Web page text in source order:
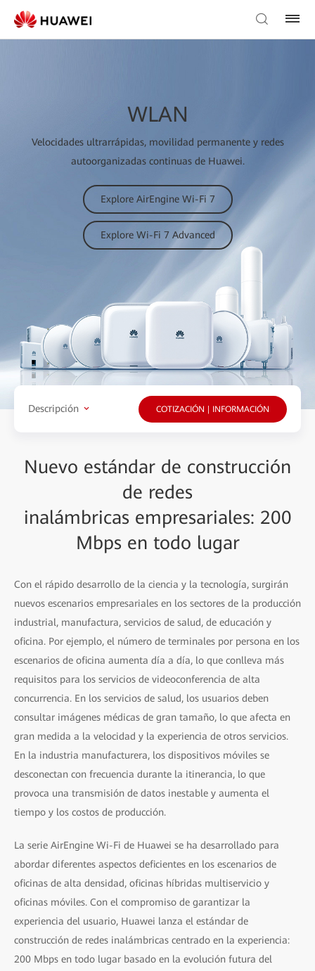
WLAN
Velocidades ultrarrápidas, movilidad permanente y redes
autoorganizadas continuas de Huawei.
Explore AirEngine Wi-Fi 7
Explore Wi-Fi 7 Advanced
Descripción COTIZACIÓN | INFORMACIÓN
Nuevo estándar de construcción
de redes
inalámbricas empresariales: 200
Mbps en todo lugar
Con el rápido desarrollo de la ciencia y la tecnología, surgirán
nuevos escenarios empresariales en los sectores de la producción
industrial, manufactura, servicios de salud, de educación y
oficina. Por ejemplo, el número de terminales por persona en los
escenarios de oficina aumenta día a día, lo que conlleva más
requisitos para los servicios de videoconferencia de alta
concurrencia. En los servicios de salud, los usuarios deben
consultar imágenes médicas de gran tamaño, lo que afecta en
gran medida a la velocidad y la experiencia de otros servicios.
En la industria manufacturera, los dispositivos móviles se
desconectan con frecuencia durante la itinerancia, lo que
provoca una transmisión de datos inestable y aumenta el
tiempo y los costos de producción.
La serie AirEngine Wi-Fi de Huawei se ha desarrollado para
abordar diferentes aspectos deficientes en los escenarios de
oficinas de alta densidad, oficinas híbridas multiservicio y
oficinas móviles. Con el compromiso de garantizar la
experiencia del usuario, Huawei lanza el estándar de
construcción de redes inalámbricas centrado en la experiencia:
200 Mbps en todo lugar basado en la evolución futura del